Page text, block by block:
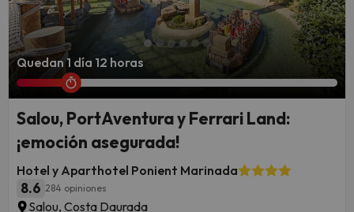
Quedan 1 día 12 horas
Salou, PortAventura y Ferrari Land:
¡emoción asegurada!
Hotel y Aparthotel Ponient Marinada
8.6 284 opiniones
Salou, Costa Daurada